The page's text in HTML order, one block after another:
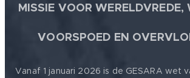
MISSIE VOOR WERELDVREDE,
VOORSPOED EN
Vanaf 1 januari 2026 is de GESARA wet